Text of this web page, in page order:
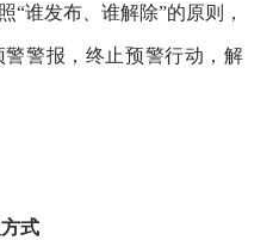
“谁发布、谁解除”的原则，
警报，终止预警行动，解
式